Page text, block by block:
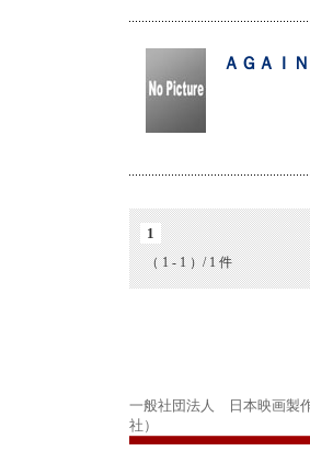
ＡＧＡＩ
1
（ 1 - 1 ）/ 1 件
一般社団法人 日本映画製
社）